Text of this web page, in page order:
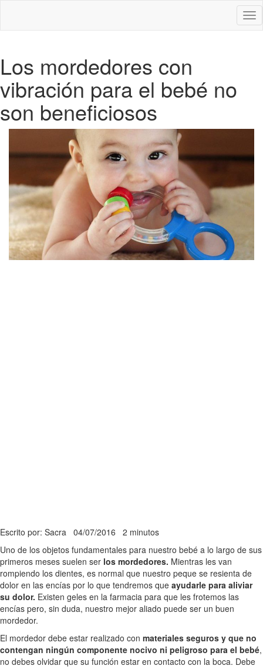
Los mordedores con
vibración para el bebé no
son beneficiosos
Escrito por: Sacra 04/07/2016 2 minutos
Uno de los objetos fundamentales para nuestro bebé a lo largo de sus
primeros meses suelen ser los mordedores. Mientras les van
rompiendo los dientes, es normal que nuestro peque se resienta de
dolor en las encías por lo que tendremos que ayudarle para aliviar
su dolor. Existen geles en la farmacia para que les frotemos las
encías pero, sin duda, nuestro mejor aliado puede ser un buen
mordedor.
El mordedor debe estar realizado con materiales seguros y que no
contengan ningún componente nocivo ni peligroso para el bebé,
no debes olvidar que su función estar en contacto con la boca. Debe